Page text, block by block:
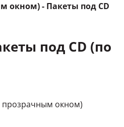
окном) - Пакеты под CD
под CD (по
прозрачным окном)